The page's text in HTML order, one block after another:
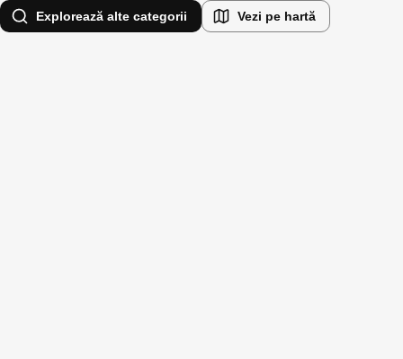
Explorează alte categorii Vezi pe hartă